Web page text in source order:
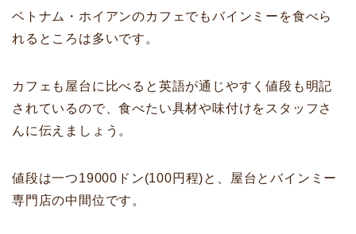
ベトナム・ホイアンのカフェでもバインミーを食べら
れるところは多いです。
カフェも屋台に比べると英語が通じやすく値段も明記
されているので、食べたい具材や味付けをスタッフさ
んに伝えましょう。
値段は一つ19000ドン(100円程)と、屋台とバインミー
専門店の中間位です。